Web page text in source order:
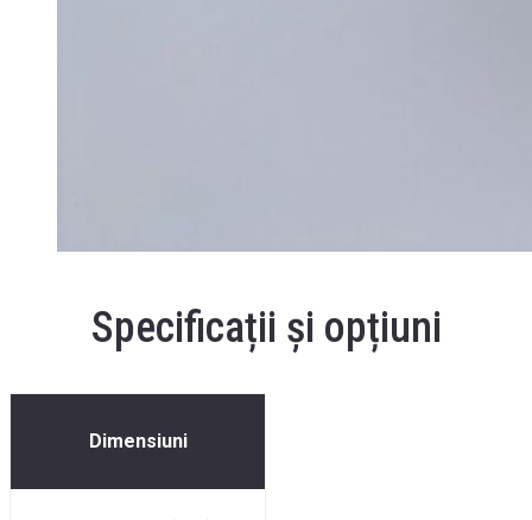
Specificații și opțiuni
Dimensiuni